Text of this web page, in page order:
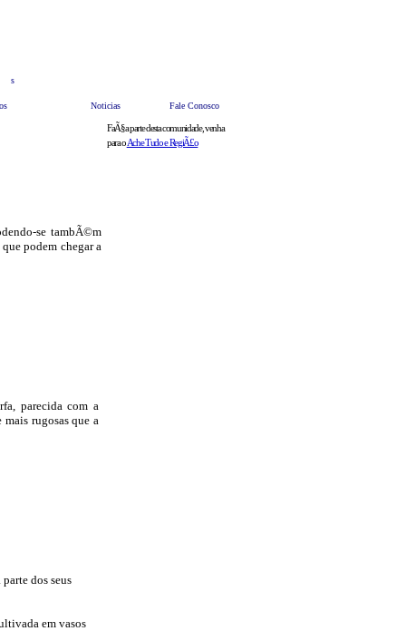
sAnuncie
Noticias Fale Conosco
se tambÃ©m
podem chegar a
parecida com a
rugosas que a
dos seus
em vasos
FaÃ§a parte desta comunidade, venha
para oAche Tudo e RegiÃ£o